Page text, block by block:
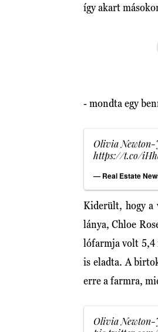
így akart
- mondta egy
Olivia Newton-
https://t.co/
— Real Estate
Kiderült, hogy a
lánya, Chloe
lófarmja volt 5,4
is eladta. A
erre a farmra,
Olivia Newton-